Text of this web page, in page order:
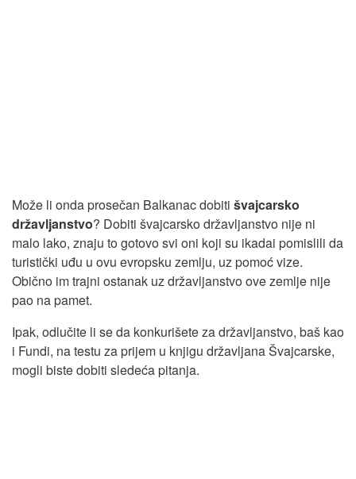
Može li onda prosečan Balkanac dobiti švajcarsko
državljanstvo? Dobiti švajcarsko državljanstvo nije ni
malo lako, znaju to gotovo svi oni koji su ikadai pomislili da
turistički uđu u ovu evropsku zemlju, uz pomoć vize.
Obično im trajni ostanak uz državljanstvo ove zemlje nije
pao na pamet.
Ipak, odlučite li se da konkurišete za državljanstvo, baš kao
i Fundi, na testu za prijem u knjigu državljana Švajcarske,
mogli biste dobiti sledeća pitanja.